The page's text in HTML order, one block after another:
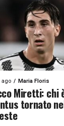
ago Maria Floris
Miretti: chi
tornato